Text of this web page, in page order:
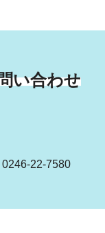
い合わせ
22-7580